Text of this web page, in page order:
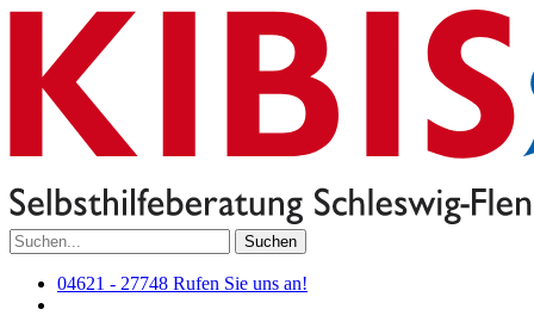
Suchen
04621 - 27748 Rufen Sie uns an!